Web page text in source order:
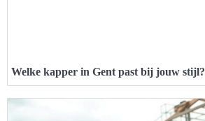
Welke kapper in Gent past bij jouw stijl?